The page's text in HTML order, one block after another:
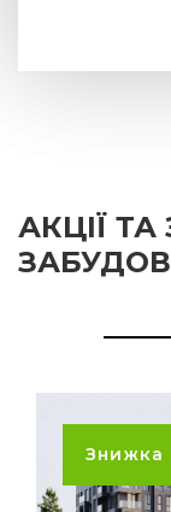
АКЦІЇ
Знижка